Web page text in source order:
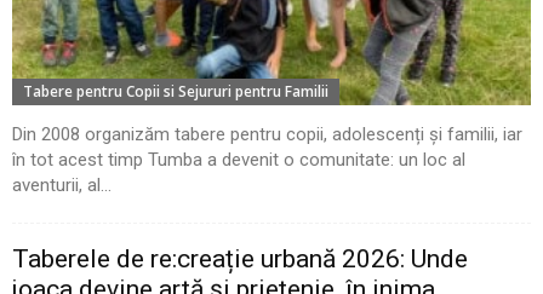
Tabere pentru Copii si Sejururi pentru Familii
Din 2008 organizăm tabere pentru copii, adolescenți și familii, iar
în tot acest timp Tumba a devenit o comunitate: un loc al
aventurii, al...
Taberele de re:creație urbană 2026: Unde